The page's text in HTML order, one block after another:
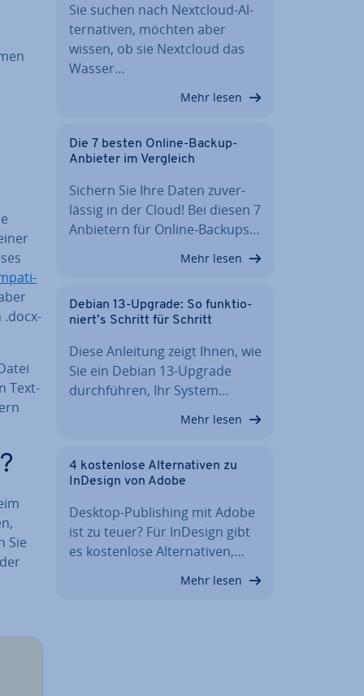
.docx-
Text­
Sie
Sie suchen nach Nextcloud-Al­
ter­na­ti­ven, möchten aber
wissen, ob sie Nextcloud das
Wasser…
Mehr lesen
Die 7 besten Online-Backup-
Anbieter im Vergleich
Sichern Sie Ihre Daten zu­ver­
läs­sig in der Cloud! Bei diesen 7
Anbietern für Online-Backups…
Mehr lesen
Debian 13-Upgrade: So funk­tio­
niert’s Schritt für Schritt
Diese Anleitung zeigt Ihnen, wie
Sie ein Debian 13-Upgrade
durch­füh­ren, Ihr System…
Mehr lesen
4 kos­ten­lo­se Al­ter­na­ti­ven zu
InDesign von Adobe
Desktop-Pu­bli­shing mit Adobe
ist zu teuer? Für InDesign gibt
es kos­ten­lo­se Al­ter­na­ti­ven,…
Mehr lesen